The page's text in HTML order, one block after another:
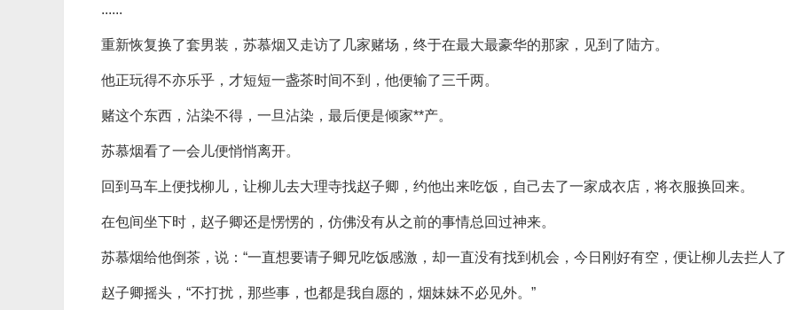
......
重新恢复换了套男装，苏慕烟又走访了几家赌场，终于在最大最豪华的那家，见到了陆方。
他正玩得不亦乐乎，才短短一盏茶时间不到，他便输了三千两。
赌这个东西，沾染不得，一旦沾染，最后便是倾家**产。
苏慕烟看了一会儿便悄悄离开。
回到马车上便找柳儿，让柳儿去大理寺找赵子卿，约他出来吃饭，自己去了一家成衣店，将衣服换回来。
在包间坐下时，赵子卿还是愣愣的，仿佛没有从之前的事情总回过神来。
苏慕烟给他倒茶，说：“一直想要请子卿兄吃饭感激，却一直没有找到机会，今日刚好有空，便让柳儿去拦人了
赵子卿摇头，“不打扰，那些事，也都是我自愿的，烟妹妹不必见外。”